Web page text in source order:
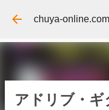
スキップし
chuya-
アドリブ・ギ